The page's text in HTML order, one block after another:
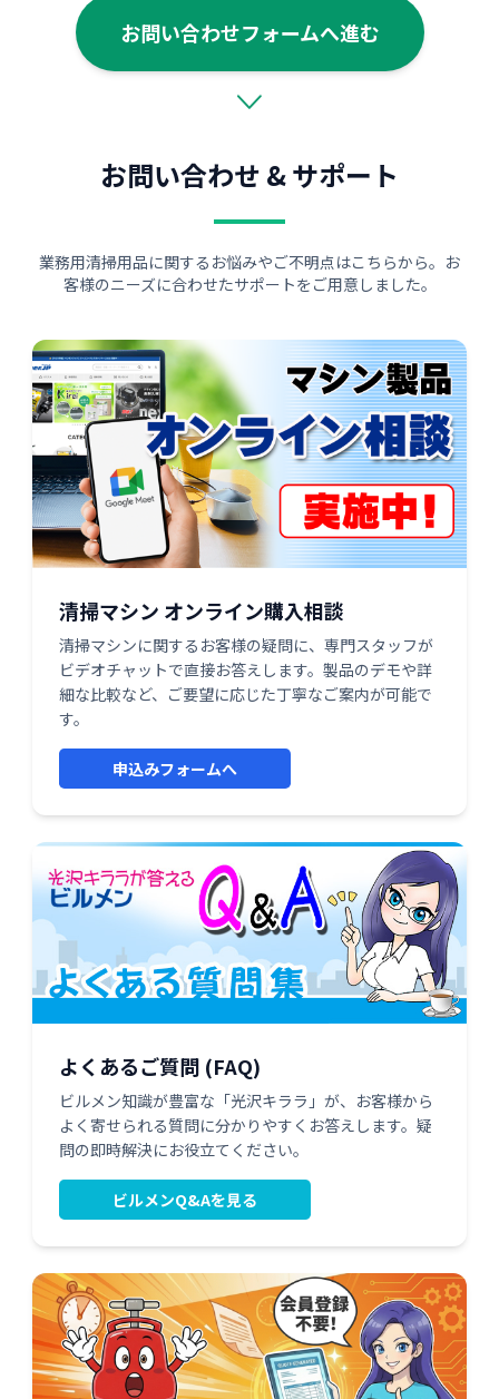
お問い合わせフォームへ進む
お問い合わせ & サポート
業務用清掃用品に関するお悩みやご不明点はこちらから。お
客様のニーズに合わせたサポートをご用意しました。
清掃マシン オンライン購入相談
清掃マシンに関するお客様の疑問に、専門スタッフが
ビデオチャットで直接お答えします。製品のデモや詳
細な比較など、ご要望に応じた丁寧なご案内が可能で
す。
申込みフォームへ
よくあるご質問 (FAQ)
ビルメン知識が豊富な「光沢キララ」が、お客様から
よく寄せられる質問に分かりやすくお答えします。疑
問の即時解決にお役立てください。
ビルメンQ&Aを見る